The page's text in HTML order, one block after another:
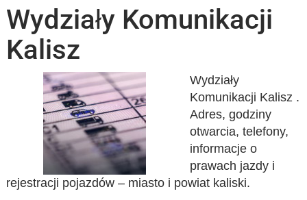
Wydziały Komunikacji
Kalisz
Wydziały
Komunikacji Kalisz .
Adres, godziny
otwarcia, telefony,
informacje o
prawach jazdy i
rejestracji pojazdów – miasto i powiat kaliski.